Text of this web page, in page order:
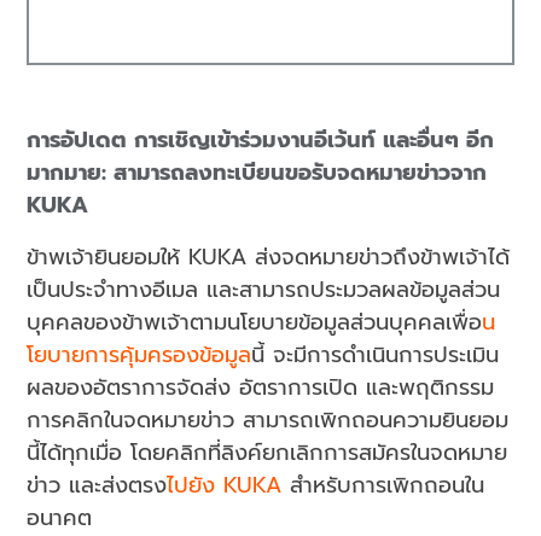
การอัปเดต การเชิญเข้าร่วมงานอีเว้นท์ และอื่นๆ อีก
มากมาย: สามารถลงทะเบียนขอรับจดหมายข่าวจาก
KUKA
ข้าพเจ้ายินยอมให้ KUKA ส่งจดหมายข่าวถึงข้าพเจ้าได้
เป็นประจำทางอีเมล และสามารถประมวลผลข้อมูลส่วน
บุคคลของข้าพเจ้าตามนโยบายข้อมูลส่วนบุคคลเพื่อน
โยบายการคุ้มครองข้อมูลนี้ จะมีการดำเนินการประเมิน
ผลของอัตราการจัดส่ง อัตราการเปิด และพฤติกรรม
การคลิกในจดหมายข่าว สามารถเพิกถอนความยินยอม
นี้ได้ทุกเมื่อ โดยคลิกที่ลิงค์ยกเลิกการสมัครในจดหมาย
ข่าว และส่งตรงไปยัง KUKA สำหรับการเพิกถอนใน
อนาคต